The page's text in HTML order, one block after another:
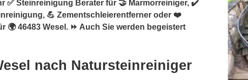
✅ Steinreinigung Berater für 🤝 Marmorreiniger, ✔️
💪 Zementschleierentferner oder ❤️
🌍 46483 Wesel. ⏩ Auch Sie werden begeistert
nach Natursteinreiniger